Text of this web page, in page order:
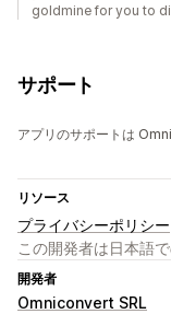
goldmine for you to
サポート
アプリのサポートは
リソース
プライバシーポリシー
この開発者は日本語
開発者
Omniconvert SRL